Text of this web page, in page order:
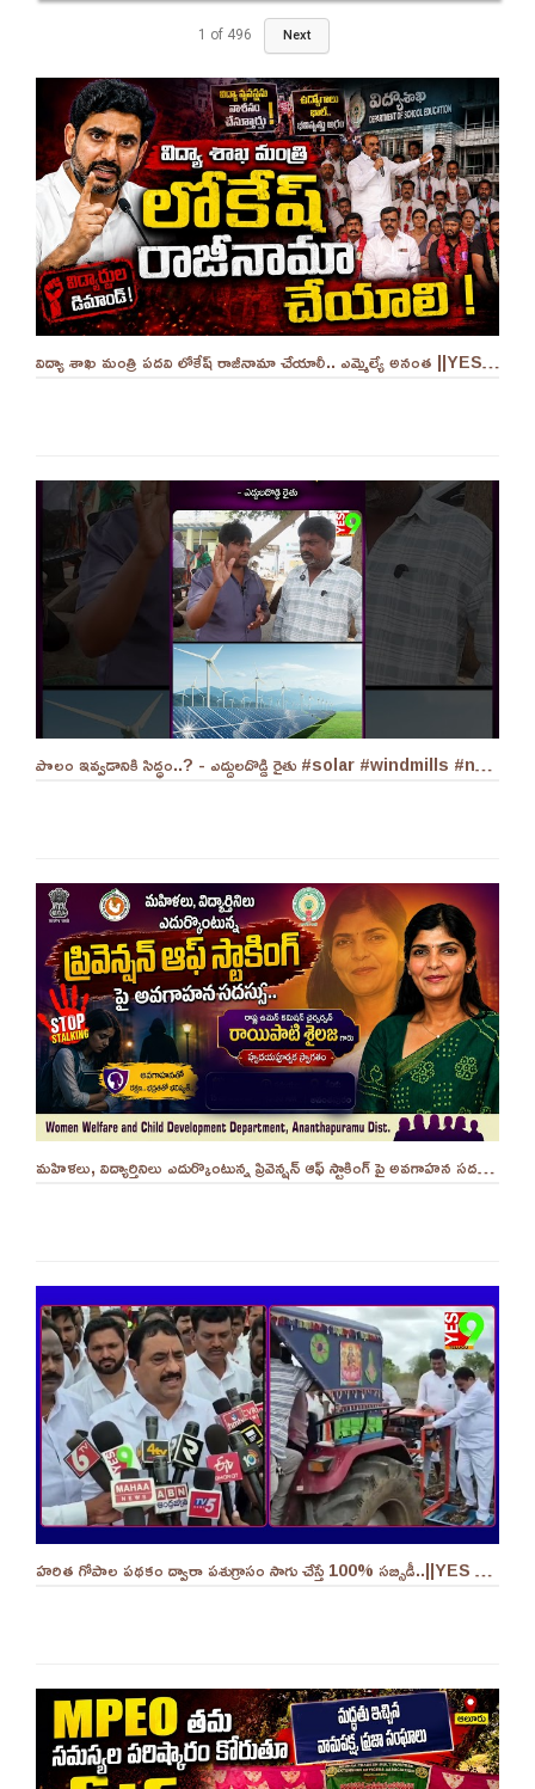
1 of 496 Next
విద్యా శాఖ మంత్రి పదవి లోకేష్ రాజీనామా చేయాలీ.. ఎమ్మెల్యే అనంత ||YES 9TV
పొలం ఇవ్వడానికి సిద్ధం..? - ఎద్దులదొడ్డి రైతు #solar #windmills #naralokesh #solarenergy
మహిళలు, విద్యార్తినిలు ఎదుర్కొంటున్న ప్రివెన్షన్ ఆఫ్ స్టాకింగ్ పై అవగాహన సదస్సు.. - ||YES 9TV
హరిత గోపాల పథకం ద్వారా పశుగ్రాసం సాగు చేస్తే 100% సబ్సిడీ..||YES 9TV